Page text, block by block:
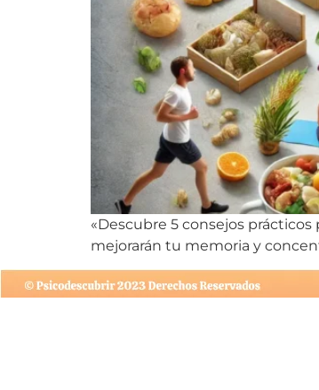
«Descubre 5 consejos
mejorarán tu memoria y